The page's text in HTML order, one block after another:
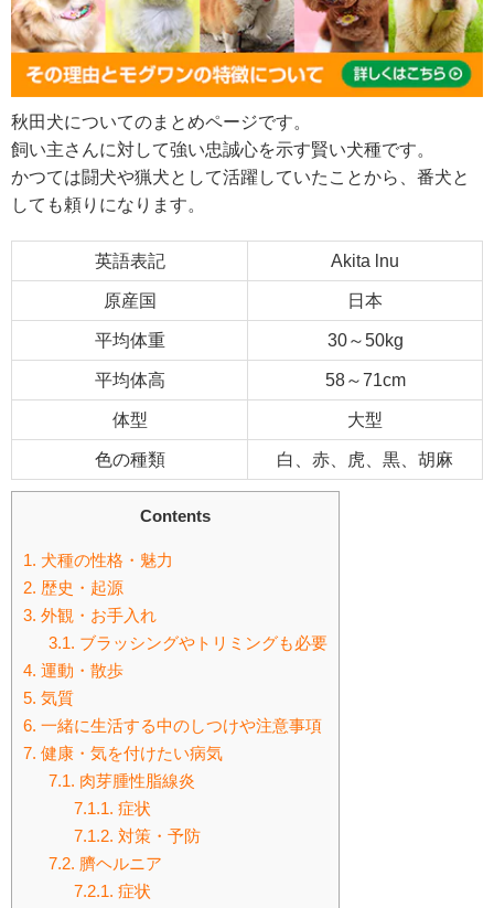
秋田犬についてのまとめページです。
飼い主さんに対して強い忠誠心を示す賢い犬種です。
かつては闘犬や猟犬として活躍していたことから、番犬と
しても頼りになります。
英語表記 Akita lnu
原産国 日本
平均体重 30～50kg
平均体高 58～71cm
体型 大型
色の種類 白、赤、虎、黒、胡麻
Contents
1. 犬種の性格・魅力
2. 歴史・起源
3. 外観・お手入れ
3.1. ブラッシングやトリミングも必要
4. 運動・散歩
5. 気質
6. 一緒に生活する中のしつけや注意事項
7. 健康・気を付けたい病気
7.1. 肉芽腫性脂線炎
7.1.1. 症状
7.1.2. 対策・予防
7.2. 臍ヘルニア
7.2.1. 症状